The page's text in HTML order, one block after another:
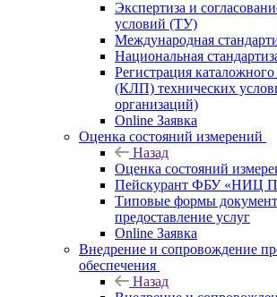
Экспертиза и
условий (ТУ)
Международная
Национальная
Регистрация
(КЛП) технических
организаций)
Online Заявка
Оценка состояний измерений
Назад
Оценка состояний
Пейскурант ФБУ «НИЦ
Типовые формы
предоставление услуг
Online Заявка
Внедрение и сопровождение
обеспечения
Назад